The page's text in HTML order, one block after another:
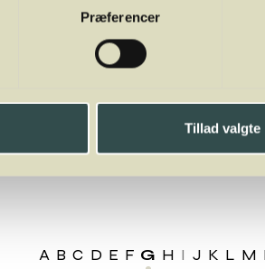
Præferencer
Tillad valgte
A B C D E F G H I J K L M